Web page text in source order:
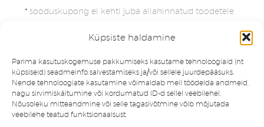
Küpsiste haldamine
Parima kasutuskogemuse pakkumiseks kasutame tehnoloogiaid (nt
küpsiseid) seadmeinfo salvestamiseks ja/või sellele juurdepääsuks.
Nende tehnoloogiate kasutamine võimaldab meil töödelda andmeid,
nagu sirvimiskäitumine või kordumatud ID-d sellel veebilehel.
Nõusoleku mitteandmine või selle tagasivõtmine võib mõjutada
veebilehe teatud funktsionaalsust.
* sooduskupong ei kehti juba allahinnatud toodetele